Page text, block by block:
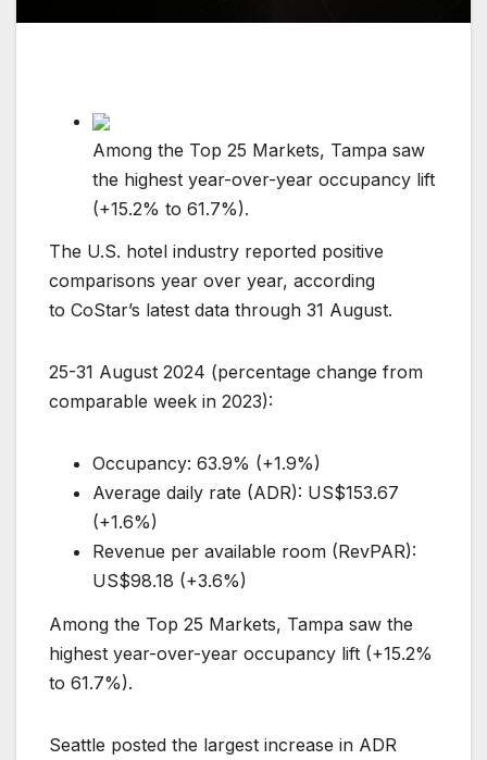
Among the Top 25 Markets, Tampa saw
the highest year-over-year occupancy lift
(+15.2% to 61.7%).
The U.S. hotel industry reported positive
comparisons year over year, according
to CoStar’s latest data through 31 August.
25-31 August 2024 (percentage change from
comparable week in 2023):
Occupancy: 63.9% (+1.9%)
Average daily rate (ADR): US$153.67
(+1.6%)
Revenue per available room (RevPAR):
US$98.18 (+3.6%)
Among the Top 25 Markets, Tampa saw the
highest year-over-year occupancy lift (+15.2%
to 61.7%).
Seattle posted the largest increase in ADR